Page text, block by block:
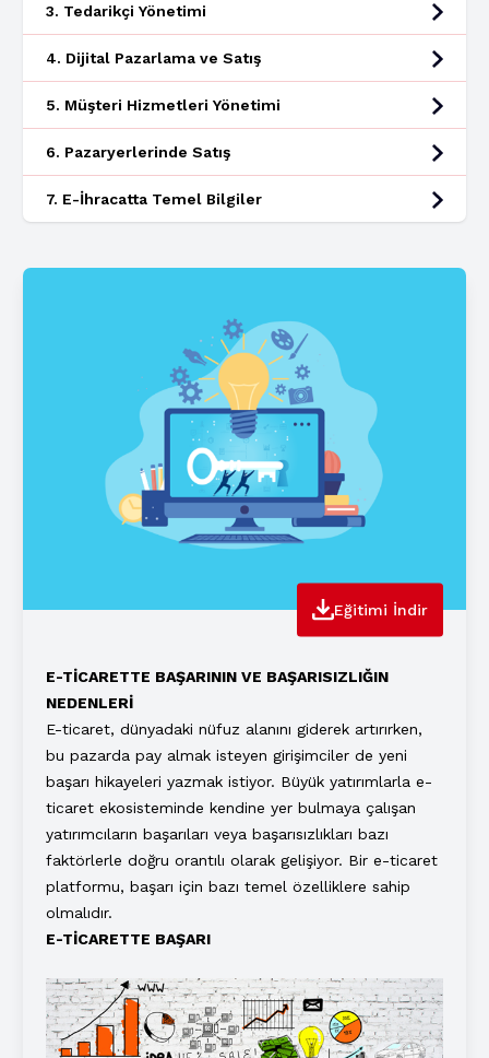
3. Tedarikçi Yönetimi
4. Dijital Pazarlama ve Satış
5. Müşteri Hizmetleri Yönetimi
6. Pazaryerlerinde Satış
7. E-İhracatta Temel Bilgiler
Eğitimi İndir
E-TİCARETTE BAŞARININ VE BAŞARISIZLIĞIN
NEDENLERİ
E-ticaret, dünyadaki nüfuz alanını giderek artırırken,
bu pazarda pay almak isteyen girişimciler de yeni
başarı hikayeleri yazmak istiyor. Büyük yatırımlarla e-
ticaret ekosisteminde kendine yer bulmaya çalışan
yatırımcıların başarıları veya başarısızlıkları bazı
faktörlerle doğru orantılı olarak gelişiyor. Bir e-ticaret
platformu, başarı için bazı temel özelliklere sahip
olmalıdır.
E-TİCARETTE BAŞARI